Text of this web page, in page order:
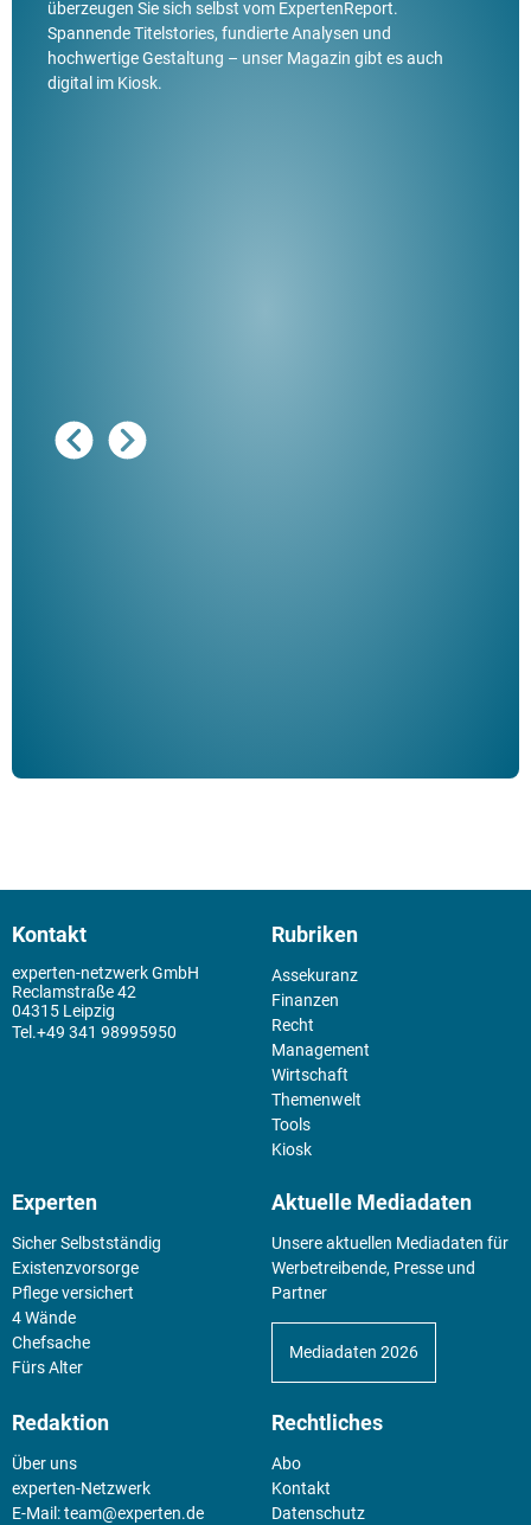
überzeugen Sie sich selbst vom ExpertenReport.
Spannende Titelstories, fundierte Analysen und
hochwertige Gestaltung – unser Magazin gibt es auch
digital im Kiosk.
Kontakt
experten-netzwerk GmbH
Reclamstraße 42
04315 Leipzig
+49 341 98995950
Rubriken
Assekuranz
Finanzen
Recht
Management
Wirtschaft
Themenwelt
Tools
Kiosk
Experten
Sicher Selbstständig
Existenz­vorsorge
Pflege versichert
4 Wände
Chefsache
Fürs Alter
Aktuelle Mediadaten
Unsere aktuellen Mediadaten für
Werbetreibende, Presse und
Partner
Mediadaten 2026
Redaktion
Über uns
experten-Netzwerk
E-Mail:team@experten.de
Rechtliches
Abo
Kontakt
Datenschutz